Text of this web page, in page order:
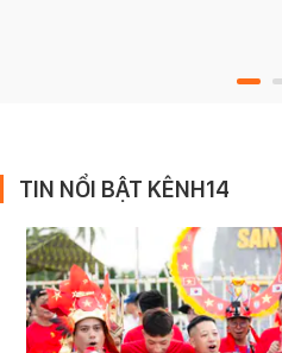
TIN NỔI BẬT KÊNH14